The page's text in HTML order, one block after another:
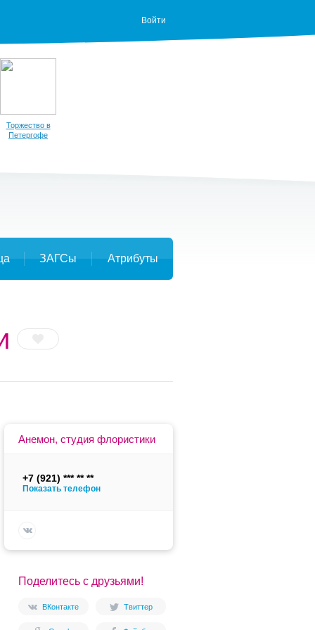
Войти
Торжество в
Петергофе
ЗАГСы Атрибуты
Анемон, студия флористики
+7 (921)
Показать телефон
Поделитесь с друзьями!
ВКонтакте Твиттер